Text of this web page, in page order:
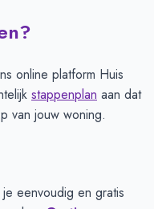
online platform Huis
stappenplan aan dat
van jouw woning.
eenvoudig en gratis